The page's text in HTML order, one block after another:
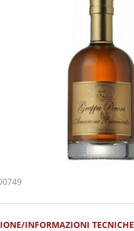
INFORMAZIONI TECNICHE